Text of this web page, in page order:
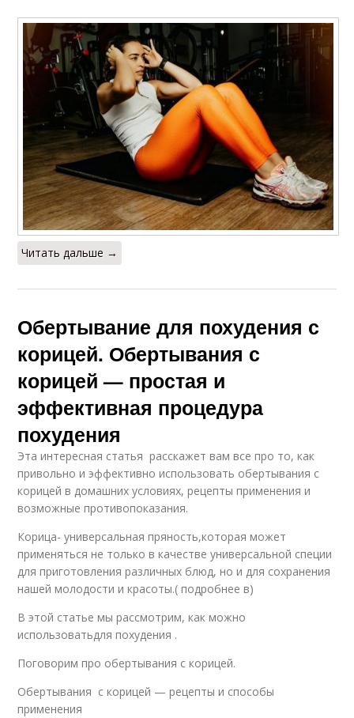
Читать дальше →
Обертывание для похудения с
корицей. Обертывания с
корицей — простая и
эффективная процедура
похудения
Эта интересная статья расскажет вам все про то, как
привольно и эффективно использовать обертывания с
корицей в домашних условиях, рецепты применения и
возможные противопоказания.
Корица- универсальная пряность,которая может
применяться не только в качестве универсальной специи
для приготовления различных блюд, но и для сохранения
нашей молодости и красоты.( подробнее в)
В этой статье мы рассмотрим, как можно
использоватьдля похудения .
Поговорим про обертывания с корицей.
Обертывания с корицей — рецепты и способы
применения